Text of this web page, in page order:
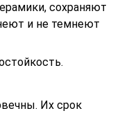
сохраняют
и не темнеют
Их срок